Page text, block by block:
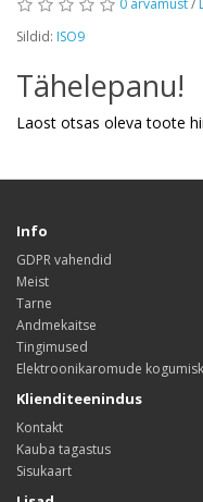
0 arvamust/
Sildid: ISO9
Tähelepanu!
Laost otsas oleva toote
Info
GDPR vahendid
Meist
Tarne
Andmekaitse
Tingimused
Elektroonikaromude
Klienditeenindus
Kontakt
Kauba tagastus
Sisukaart